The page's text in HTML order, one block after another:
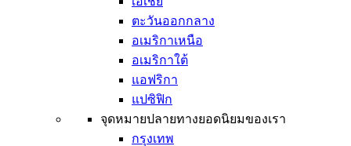
ตะวันออกกลาง
อเมริกาเหนือ
อเมริกาใต้
แอฟริกา
แปซิฟิก
จุดหมายปลายทางยอดนิยมของเรา
กรุงเทพ